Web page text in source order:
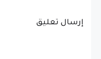
إرسال تعليق